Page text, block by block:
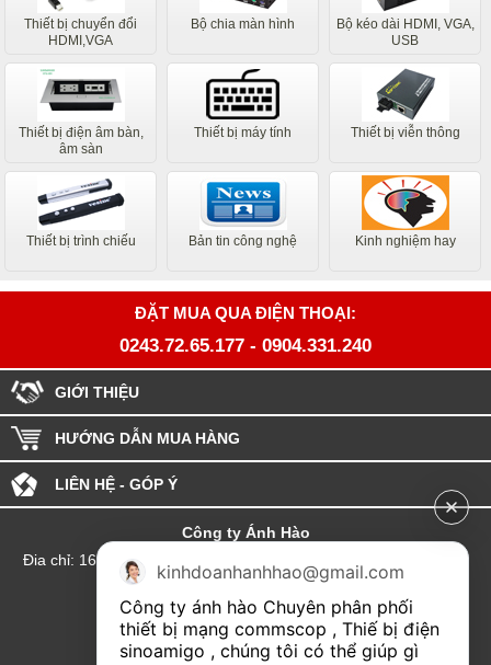
Thiết bị chuyển đổi
HDMI,VGA
Bộ chia màn hình
Bộ kéo dài HDMI, VGA,
USB
Thiết bị điện âm bàn,
âm sàn
Thiết bị máy tính Thiết bị viễn thông
Thiết bị trình chiếu Bản tin công nghệ Kinh nghiệm hay
ĐẶT MUA QUA ĐIỆN THOẠI:
0243.72.65.177 - 0904.331.240
GIỚI THIỆU
HƯỚNG DẪN MUA HÀNG
LIÊN HỆ - GÓP Ý
Công ty Ánh Hào
Đia chỉ: 164 Phố Chùa Láng - Phường Láng - Thành phố Hà Nội
hotline:0904.331.240
Email: Kinhdoanhanhhao@gmail.com
kinhdoanhanhhao@gmail.com
Công ty ánh hào Chuyên phân phối
thiết bị mạng commscop , Thiế bị điện
sinoamigo , chúng tôi có thể giúp gì